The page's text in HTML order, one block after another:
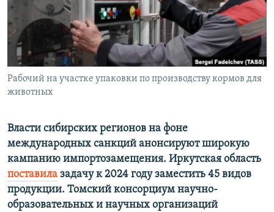
Все сайты РСЕ/РС
Рабочий на участке упаковки по производству кормов для
животных
Власти сибирских регионов на фоне
международных санкций анонсируют широкую
кампанию импортозамещения. Иркутская область
поставила задачу к 2024 году заместить 45 видов
продукции. Томский консорциум научно-
образовательных и научных организаций